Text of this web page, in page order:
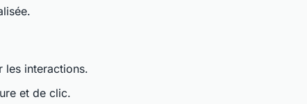
les interactions.
et de clic.